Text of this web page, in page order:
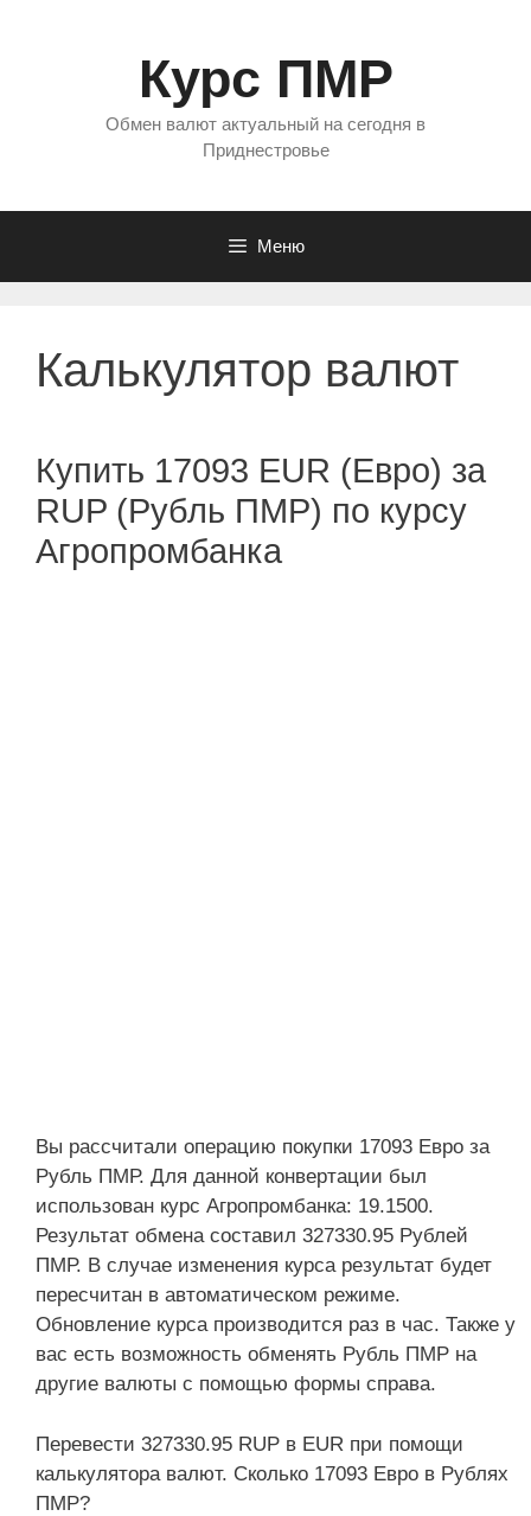
Курс ПМР
Обмен валют актуальный на сегодня в
Приднестровье
Меню
Калькулятор валют
Купить 17093 EUR (Евро) за
RUP (Рубль ПМР) по курсу
Агропромбанка
Вы рассчитали операцию покупки 17093 Евро за
Рубль ПМР. Для данной конвертации был
использован курс Агропромбанка: 19.1500.
Результат обмена составил 327330.95 Рублей
ПМР. В случае изменения курса результат будет
пересчитан в автоматическом режиме.
Обновление курса производится раз в час. Также у
вас есть возможность обменять Рубль ПМР на
другие валюты с помощью формы справа.
Перевести 327330.95 RUP в EUR при помощи
калькулятора валют. Сколько 17093 Евро в Рублях
ПМР?